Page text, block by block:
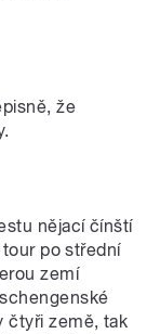
že
nějací čínští
po střední
zemí
čtyři země, tak